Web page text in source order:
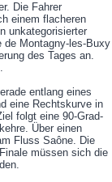
Die Fahrer
einem flacheren
unkategorisierter
de Montagny-les-Buxy
des Tages an.
entlang eines
eine Rechtskurve in
folgt eine 90-Grad-
Über einen
Fluss Saône. Die
müssen sich die